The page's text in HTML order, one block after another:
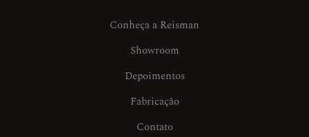
Conheça a Reisman
Showroom
Depoimentos
Fabricação
Contato